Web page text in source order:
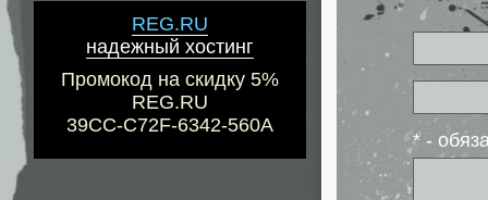
REG.RU
надежный хостинг
Промокод на скидку 5%
REG.RU
39CC-C72F-6342-560A
* -